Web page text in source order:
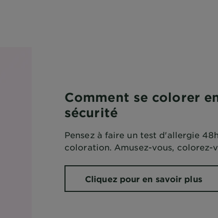
Comment se colorer
sécurité
Pensez à faire un test d'allergie
coloration. Amusez-vous, colorez-
Cliquez pour en savoir plus